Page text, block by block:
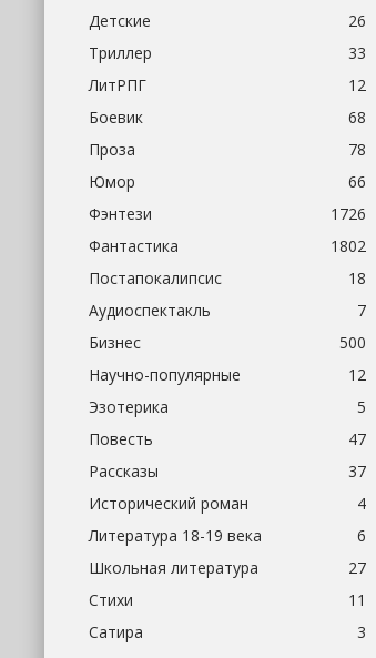
Детские
26
Триллер
33
ЛитРПГ
12
Боевик
68
Проза
78
Юмор
66
Фэнтези
1726
Фантастика
1802
Постапокалипсис
18
Аудиоспектакль
7
Бизнес
500
Научно-популярные
12
Эзотерика
5
Повесть
47
Рассказы
37
Исторический роман
4
Литература 18-19 века
6
Школьная литература
27
Стихи
11
Сатира
3